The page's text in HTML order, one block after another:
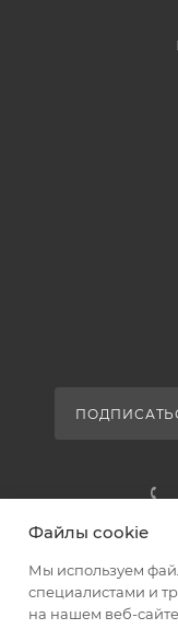
пос.
Файлы cookie
Мы используем
специалистами и
на нашем веб-